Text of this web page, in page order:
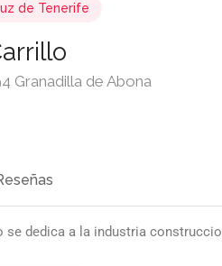
de Tenerife
Granadilla de Abona
se dedica a la industria